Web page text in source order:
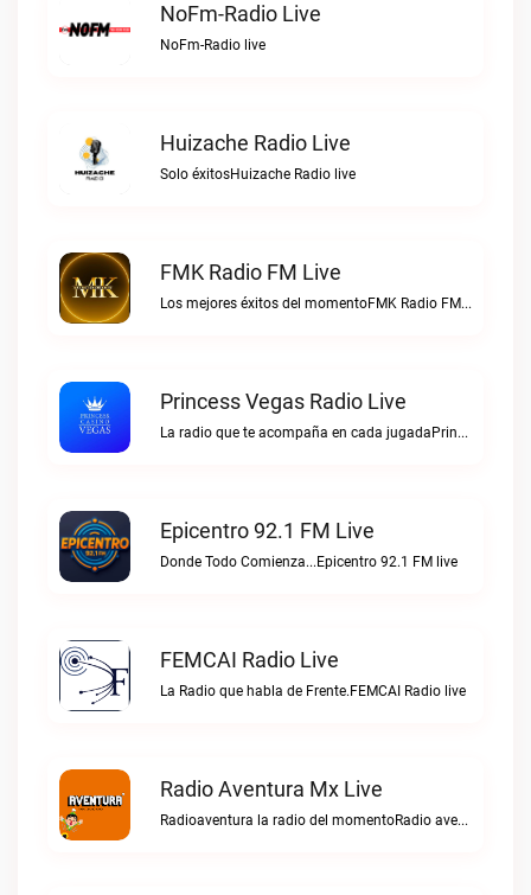
NoFm-Radio Live
NoFm-Radio live
Huizache Radio Live
Solo éxitosHuizache Radio live
FMK Radio FM Live
Los mejores éxitos del momentoFMK Radio FM live
Princess Vegas Radio Live
La radio que te acompaña en cada jugadaPrincess Vegas Radio live
Epicentro 92.1 FM Live
Donde Todo Comienza...Epicentro 92.1 FM live
FEMCAI Radio Live
La Radio que habla de Frente.FEMCAI Radio live
Radio Aventura Mx Live
Radioaventura la radio del momentoRadio aventura mx live